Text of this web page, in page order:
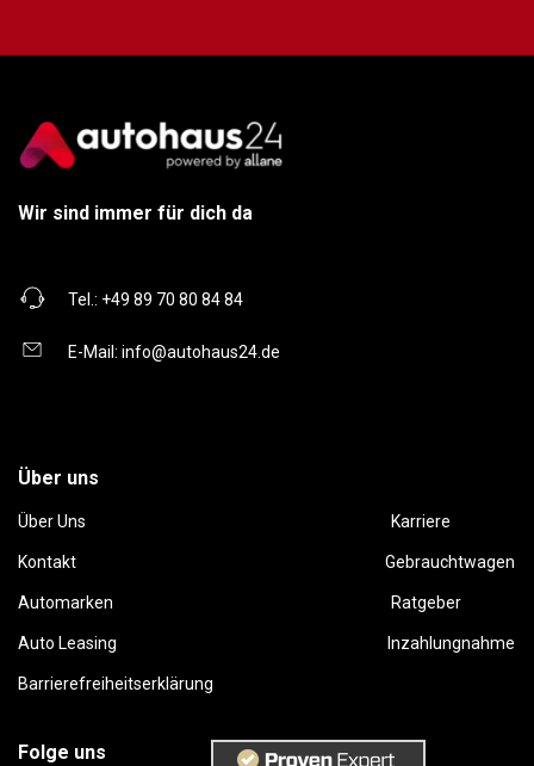
Wir sind immer für dich da
Tel.: +49 89 70 80 84 84
E-Mail: info@autohaus24.de
Über uns
Über Uns Karriere
Kontakt Gebrauchtwagen
Automarken Ratgeber
Auto Leasing Inzahlungnahme
Barrierefreiheitserklärung
Folge uns